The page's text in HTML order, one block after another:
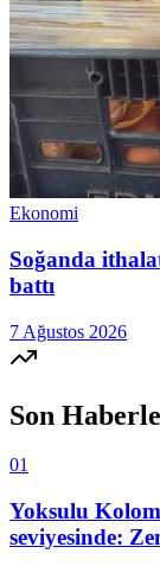
Ekonomi
Soğanda
battı
7 Ağustos 2026
Son
01
Yoksulu
seviyesinde: